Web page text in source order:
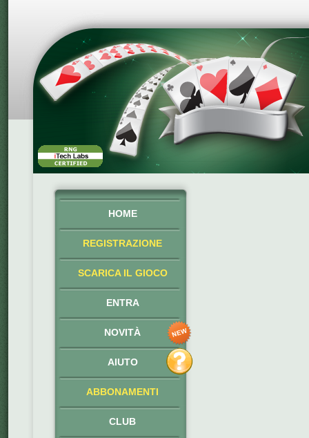
HOME
REGISTRAZIONE
SCARICA IL GIOCO
ENTRA
NOVITÀ
AIUTO
ABBONAMENTI
CLUB